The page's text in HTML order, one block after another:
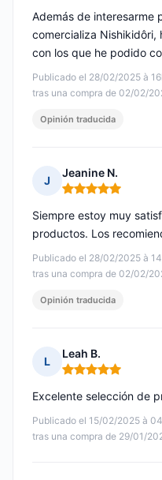
Publicado el 28/02/2025 à
tras una compra de 02/02/
Además de interesarme
comercializa
con los que he podido
Opinión traducida
J
Jeanine N.
Nota: 5 de 5
Publicado el 28/02/2025 à
tras una compra de 02/02/
Siempre estoy muy
productos. Los
Opinión traducida
L
Leah B.
Nota: 5 de 5
Publicado el 15/02/2025 à
tras una compra de 29/01/
Excelente selección de